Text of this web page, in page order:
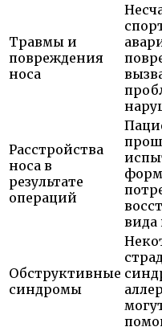
Травмы и
повреждения
носа
Расстройства
носа в
результате
операций
Обструктивные
синдромы